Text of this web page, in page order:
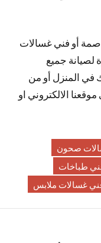
أو فني غسالات
جميع
في المنزل أو من
الالكتروني او
صحون
طباخات
غسالات ملابس